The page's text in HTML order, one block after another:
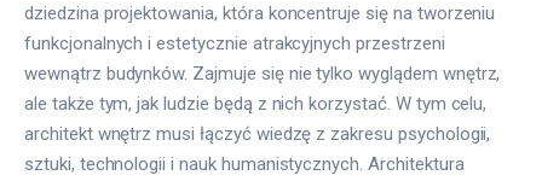
dziedzina projektowania, która koncentruje się na tworzeniu
funkcjonalnych i estetycznie atrakcyjnych przestrzeni
wewnątrz budynków. Zajmuje się nie tylko wyglądem wnętrz,
ale także tym, jak ludzie będą z nich korzystać. W tym celu,
architekt wnętrz musi łączyć wiedzę z zakresu psychologii,
sztuki, technologii i nauk humanistycznych. Architektura